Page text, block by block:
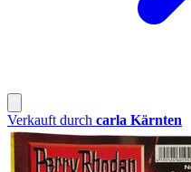
Verkauft durch carla Kärnten